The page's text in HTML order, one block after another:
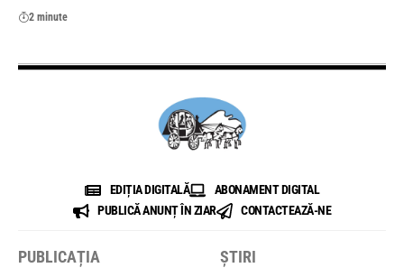
2 minute
EDIȚIA DIGITALĂ
ABONAMENT DIGITAL
PUBLICĂ ANUNȚ ÎN ZIAR
CONTACTEAZĂ-NE
PUBLICAȚIA ȘTIRI